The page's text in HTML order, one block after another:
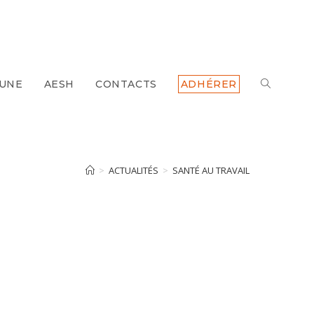
AESH CONTACTS ADHÉRER TOGGLE
> ACTUALITÉS > SANTÉ AU TRAVAIL